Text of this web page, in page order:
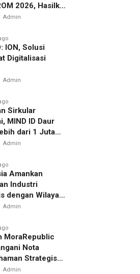
2026, Hasilkan
Sama
Admin
ION, Solusi
Digitalisasi
Admin
Sirkular
MIND ID Daur
dari 1 Juta
Sisa
Admin
Amankan
Industri
dengan Wilayah
Rusia untuk
Admin
MoraRepublic
Nota
Strategis
Admin